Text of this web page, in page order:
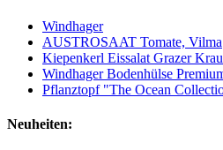
Windhager
AUSTROSAAT Tomate, Vilma
Kiepenkerl Eissalat Grazer
Windhager Bodenhülse
Pflanztopf "The Ocean
Neuheiten: